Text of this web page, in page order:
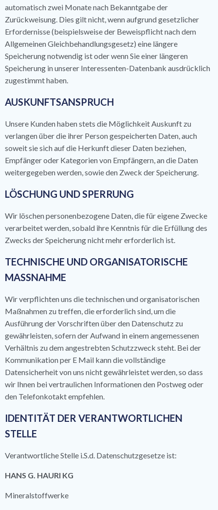
automatisch zwei Monate nach Bekanntgabe der
Zurückweisung. Dies gilt nicht, wenn aufgrund gesetzlicher
Erfordernisse (beispielsweise der Beweispflicht nach dem
Allgemeinen Gleichbehandlungsgesetz) eine längere
Speicherung notwendig ist oder wenn Sie einer längeren
Speicherung in unserer Interessenten-Datenbank ausdrücklich
zugestimmt haben.
AUSKUNFTSANSPRUCH
Unsere Kunden haben stets die Möglichkeit Auskunft zu
verlangen über die ihrer Person gespeicherten Daten, auch
soweit sie sich auf die Herkunft dieser Daten beziehen,
Empfänger oder Kategorien von Empfängern, an die Daten
weitergegeben werden, sowie den Zweck der Speicherung.
LÖSCHUNG UND SPERRUNG
Wir löschen personenbezogene Daten, die für eigene Zwecke
verarbeitet werden, sobald ihre Kenntnis für die Erfüllung des
Zwecks der Speicherung nicht mehr erforderlich ist.
TECHNISCHE UND ORGANISATORISCHE
MASSNAHME
Wir verpflichten uns die technischen und organisatorischen
Maßnahmen zu treffen, die erforderlich sind, um die
Ausführung der Vorschriften über den Datenschutz zu
gewährleisten, sofern der Aufwand in einem angemessenen
Verhältnis zu dem angestrebten Schutzzweck steht. Bei der
Kommunikation per E Mail kann die vollständige
Datensicherheit von uns nicht gewährleistet werden, so dass
wir Ihnen bei vertraulichen Informationen den Postweg oder
den Telefonkotakt empfehlen.
IDENTITÄT DER VERANTWORTLICHEN
STELLE
Verantwortliche Stelle i.S.d. Datenschutzgesetze ist:
HANS G. HAURI KG
Mineralstoffwerke